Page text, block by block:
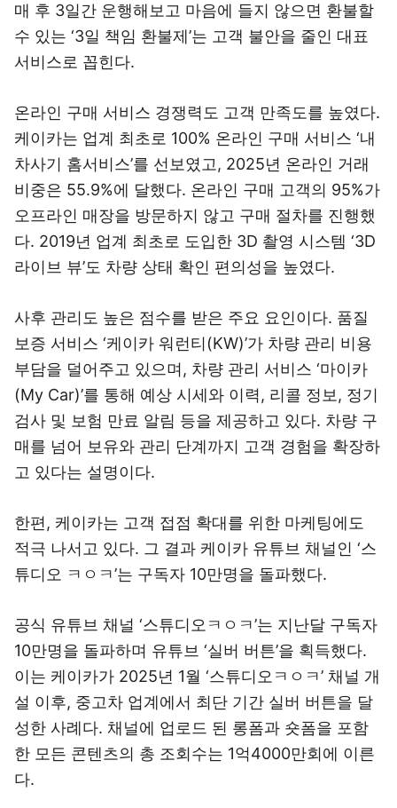
매 후 3일간 운행해보고 마음에 들지 않으면 환불할
수 있는 ‘3일 책임 환불제’는 고객 불안을 줄인 대표
서비스로 꼽힌다.
온라인 구매 서비스 경쟁력도 고객 만족도를 높였다.
케이카는 업계 최초로 100% 온라인 구매 서비스 ‘내
차사기 홈서비스’를 선보였고, 2025년 온라인 거래
비중은 55.9%에 달했다. 온라인 구매 고객의 95%가
오프라인 매장을 방문하지 않고 구매 절차를 진행했
다. 2019년 업계 최초로 도입한 3D 촬영 시스템 ‘3D
라이브 뷰’도 차량 상태 확인 편의성을 높였다.
사후 관리도 높은 점수를 받은 주요 요인이다. 품질
보증 서비스 ‘케이카 워런티(KW)’가 차량 관리 비용
부담을 덜어주고 있으며, 차량 관리 서비스 ‘마이카
(My Car)’를 통해 예상 시세와 이력, 리콜 정보, 정기
검사 및 보험 만료 알림 등을 제공하고 있다. 차량 구
매를 넘어 보유와 관리 단계까지 고객 경험을 확장하
고 있다는 설명이다.
한편, 케이카는 고객 접점 확대를 위한 마케팅에도
적극 나서고 있다. 그 결과 케이카 유튜브 채널인 ‘스
튜디오 ㅋㅇㅋ’는 구독자 10만명을 돌파했다.
공식 유튜브 채널 ‘스튜디오ㅋㅇㅋ’는 지난달 구독자
10만명을 돌파하며 유튜브 ‘실버 버튼’을 획득했다.
이는 케이카가 2025년 1월 ‘스튜디오ㅋㅇㅋ’ 채널 개
설 이후, 중고차 업계에서 최단 기간 실버 버튼을 달
성한 사례다. 채널에 업로드 된 롱폼과 숏폼을 포함
한 모든 콘텐츠의 총 조회수는 1억4000만회에 이른
다.